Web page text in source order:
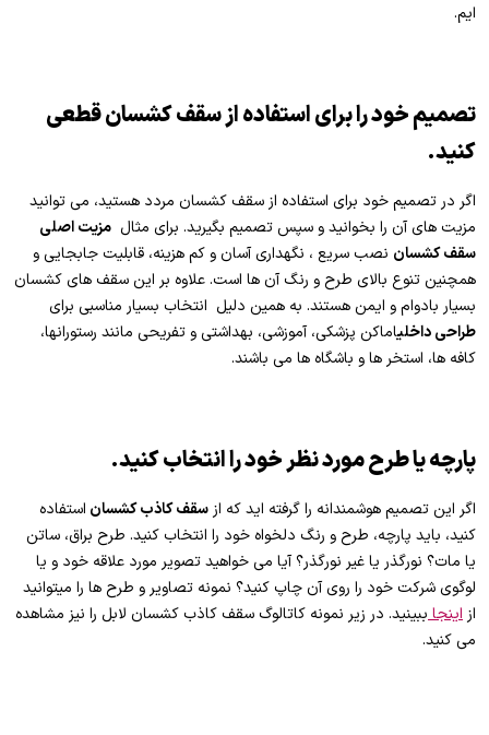
ایم.
تصمیم­ خود را برای استفاده از سقف کشسان قطعی
کنید.
اگر در تصمیم خود برای استفاده از سقف کشسان مردد هستید، می توانید
مزیت های آن را بخوانید و سپس تصمیم بگیرید. برای مثال مزیت اصلی
سقف کشسان نصب سریع ، نگهداری آسان و کم هزینه، قابلیت جابجایی و
همچنین تنوع بالای طرح و رنگ آن ها است. علاوه بر این سقف­ های کشسان
بسیار بادوام و ایمن هستند. به همین دلیل انتخاب بسیار مناسبی برای
طراحی داخلیاماکن پزشکی، آموزشی، بهداشتی و تفریحی مانند رستوران­ها،
کافه­ ها، استخر ها و باشگاه ­ها می باشند.
پارچه یا طرح مورد نظر خود را انتخاب کنید.
اگر این تصمیم هوشمندانه را گرفته ­اید که از سقف کاذب کشسان استفاده
کنید، باید پارچه، طرح و رنگ دلخواه خود را انتخاب کنید. طرح براق، ساتن
یا مات؟ نورگذر یا غیر نورگذر؟ آیا می خواهید تصویر مورد علاقه­ خود و یا
لوگوی شرکت خود را روی آن چاپ کنید؟ نمونه تصاویر و طرح­ ها را می­توانید
از اینجاببینید. در زیر نمونه کاتالوگ سقف کاذب کشسان لابل را نیز مشاهده
می کنید.